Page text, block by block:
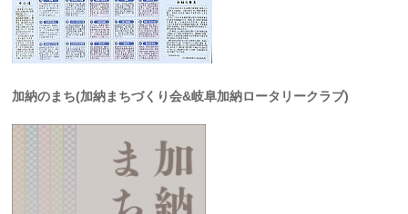
加納のまち(加納まちづくり会&岐阜加納ロータリークラブ)